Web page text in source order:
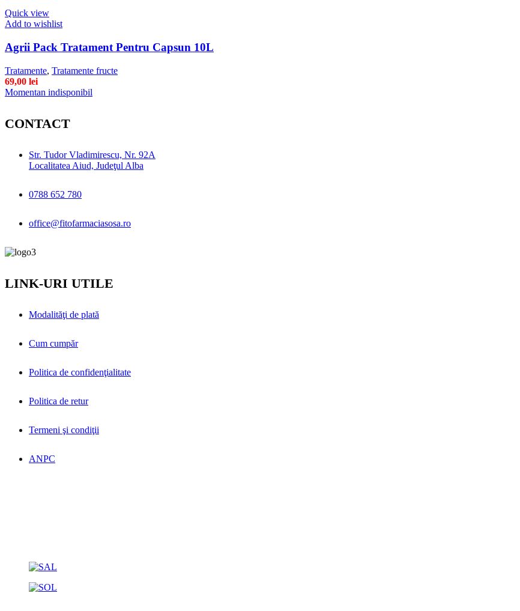
Quick view
Add to wishlist
Agrii Pack Tratament Pentru Capsun 10L
Tratamente, Tratamente fructe
69,00 lei
Momentan indisponibil
CONTACT
Str. Tudor Vladimirescu, Nr. 92A
Localitatea Aiud, Judeţul Alba
0788 652 780
office@fitofarmaciasosa.ro
LINK-URI UTILE
Modalităţi de plată
Cum cumpăr
Politica de confidenţialitate
Politica de retur
Termeni şi condiţii
ANPC